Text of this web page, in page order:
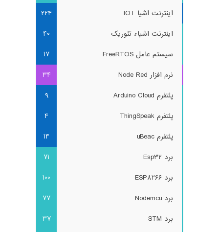
اینترنت اشیا IOT
224
اینترنت اشیاء تئوریک
40
سیستم عامل FreeRTOS
17
نرم افزار Node Red
34
پلتفرم Arduino Cloud
9
پلتفرم ThingSpeak
4
پلتفرم uBeac
14
برد Esp32
71
برد ESP8266
100
برد Nodemcu
77
برد STM
37